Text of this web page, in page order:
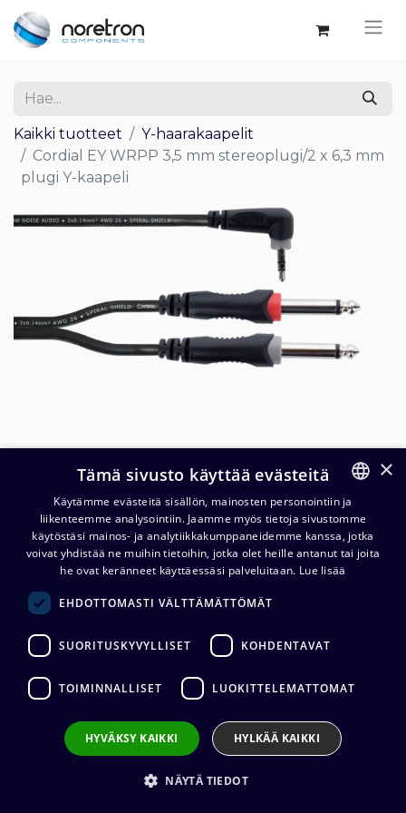
Kaikki tuotteet
Y-haarakaapelit
Cordial EY WRPP 3,5 mm stereoplugi/2 x 6,3 mm
plugi Y-kaapeli
Cordial EY WRPP 3,5 mm
stereoplugi/2 x 6,3 mm plugi Y-
kaapeli
9,10 (alv. 0 %)
:1 x 3,5 mm stereo (uros) / 2 x 6,3 mm mono (uros)
Kaapelin valmistaja: Cordial
Ulkovaipan materiaali:PVC
1 m, 1,5 m, 3 m, 5 m
FINNISH
ENGLISH
×
Tämä sivusto käyttää evästeitä
Käytämme evästeitä sisällön, mainosten personointiin ja
liikenteemme analysointiin. Jaamme myös tietoja sivustomme
käytöstäsi mainos- ja analytiikkakumppaneidemme kanssa, jotka
voivat yhdistää ne muihin tietoihin, jotka olet heille antanut tai joita
he ovat keränneet käyttäessäsi palveluitaan. Lue lisää
EHDOTTOMASTI VÄLTTÄMÄTTÖMÄT
SUORITUSKYVYLLISET KOHDENTAVAT
TOIMINNALLISET LUOKITTELEMATTOMAT
HYVÄKSY KAIKKI HYLKÄÄ KAIKKI
NÄYTÄ TIEDOT